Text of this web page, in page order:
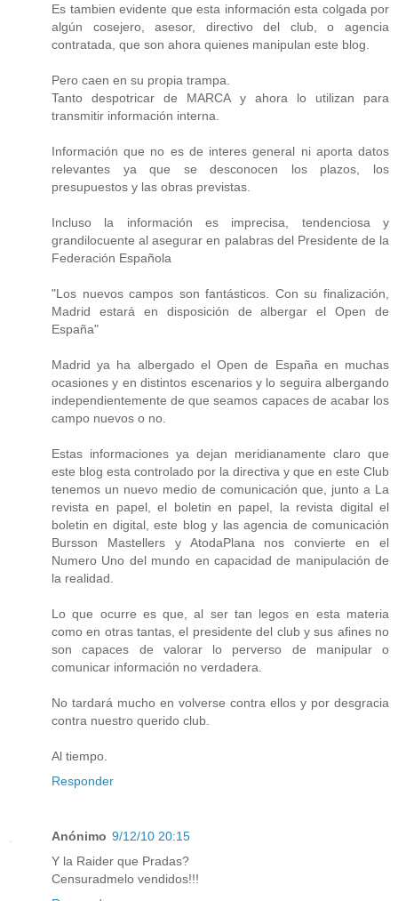
Es tambien evidente que esta información esta colgada por
algún cosejero, asesor, directivo del club, o agencia
contratada, que son ahora quienes manipulan este blog.
Pero caen en su propia trampa.
Tanto despotricar de MARCA y ahora lo utilizan para
transmitir información interna.
Información que no es de interes general ni aporta datos
relevantes ya que se desconocen los plazos, los
presupuestos y las obras previstas.
Incluso la información es imprecisa, tendenciosa y
grandilocuente al asegurar en palabras del Presidente de la
Federación Española
"Los nuevos campos son fantásticos. Con su finalización,
Madrid estará en disposición de albergar el Open de
España"
Madrid ya ha albergado el Open de España en muchas
ocasiones y en distintos escenarios y lo seguira albergando
independientemente de que seamos capaces de acabar los
campo nuevos o no.
Estas informaciones ya dejan meridianamente claro que
este blog esta controlado por la directiva y que en este Club
tenemos un nuevo medio de comunicación que, junto a La
revista en papel, el boletin en papel, la revista digital el
boletin en digital, este blog y las agencia de comunicación
Bursson Mastellers y AtodaPlana nos convierte en el
Numero Uno del mundo en capacidad de manipulación de
la realidad.
Lo que ocurre es que, al ser tan legos en esta materia
como en otras tantas, el presidente del club y sus afines no
son capaces de valorar lo perverso de manipular o
comunicar información no verdadera.
No tardará mucho en volverse contra ellos y por desgracia
contra nuestro querido club.
Al tiempo.
Responder
Anónimo 9/12/10 20:15
Y la Raider que Pradas?
Censuradmelo vendidos!!!